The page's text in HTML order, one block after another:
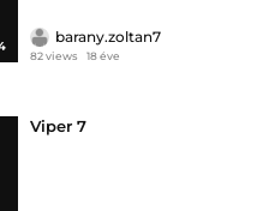
barany.zoltan7
82 views 18 éve
Viper 7